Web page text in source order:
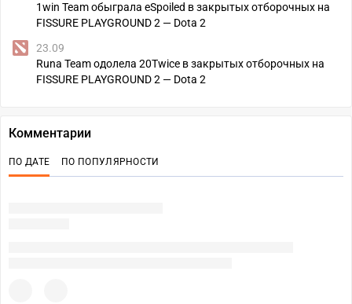
1win Team обыграла eSpoiled в закрытых отборочных на
FISSURE PLAYGROUND 2 — Dota 2
23.09
Runa Team одолела 20Twice в закрытых отборочных на
FISSURE PLAYGROUND 2 — Dota 2
Комментарии
ПО ДАТЕ ПО ПОПУЛЯРНОСТИ